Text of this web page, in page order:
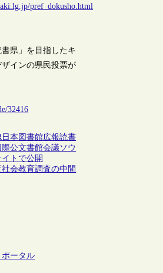
pref_dokusho.html
県」を目指したキ
インの県民投票が
32416
日本図書館広報読書
公文書館会議ソウ
トで公開
会教育調査の中間
ータル